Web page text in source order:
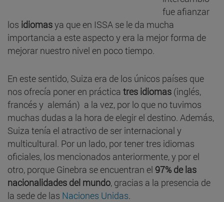
fue afianzar
los idiomasya que en ISSA se le da mucha
importancia a este aspecto y era la mejor forma de
mejorar nuestro nivel en poco tiempo.
En este sentido, Suiza era de los únicos países que
nos ofrecía poner en práctica tres idiomas (inglés,
francés y alemán) a la vez, por lo que no tuvimos
muchas dudas a la hora de elegir el destino. Además,
Suiza tenía el atractivo de ser internacional y
multicultural. Por un lado, por tener tres idiomas
oficiales, los mencionados anteriormente, y por el
otro, porque Ginebra se encuentran el 97% de las
nacionalidades del mundo, gracias a la presencia de
la sede de las Naciones Unidas.